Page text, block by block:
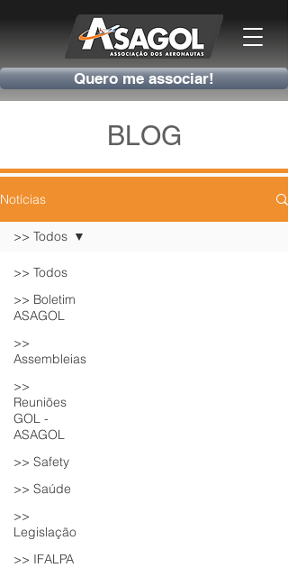
Quero me associar!
BLOG
Notícias
>> Todos
>> Boletim
ASAGOL
>>
Assembleias
>>
Reuniões
GOL -
ASAGOL
>> Safety
>> Saúde
>>
Legislação
>> IFALPA
>> Todos